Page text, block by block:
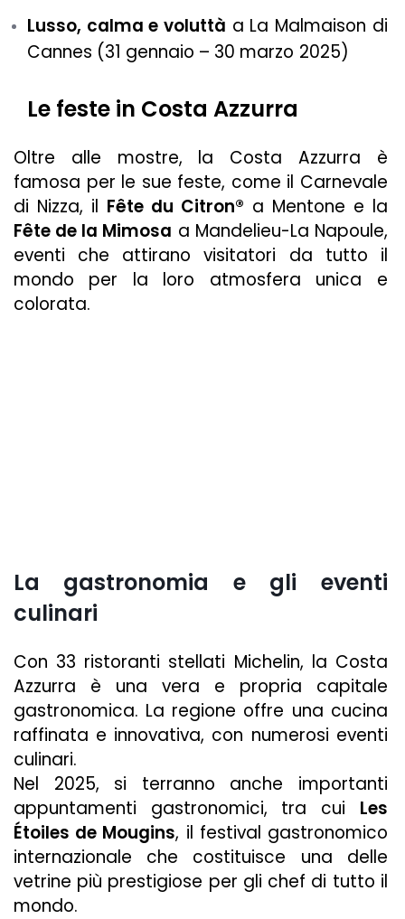
Lusso, calma e voluttà a La Malmaison di
Cannes (31 gennaio – 30 marzo 2025)
Le feste in Costa Azzurra
Oltre alle mostre, la Costa Azzurra è
famosa per le sue feste, come il Carnevale
di Nizza, il Fête du Citron® a Mentone e la
Fête de la Mimosa a Mandelieu-La Napoule,
eventi che attirano visitatori da tutto il
mondo per la loro atmosfera unica e
colorata.
La gastronomia e gli eventi
culinari
Con 33 ristoranti stellati Michelin, la Costa
Azzurra è una vera e propria capitale
gastronomica. La regione offre una cucina
raffinata e innovativa, con numerosi eventi
culinari.
Nel 2025, si terranno anche importanti
appuntamenti gastronomici, tra cui Les
Étoiles de Mougins, il festival gastronomico
internazionale che costituisce una delle
vetrine più prestigiose per gli chef di tutto il
mondo.